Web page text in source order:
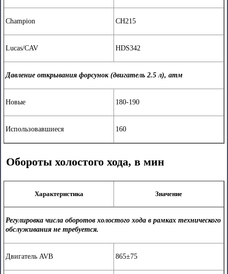
Champion CH215
Lucas/CAV HDS342
Давление открывания форсунок (двигатель 2.5 л), атм
Новые 180-190
Использовавшиеся 160
Обороты холостого хода, в мин
Характеристика Значение
Регулировка числа оборотов холостого хода в рамках технического
обслуживания не требуется.
Двигатель AVB 865±75